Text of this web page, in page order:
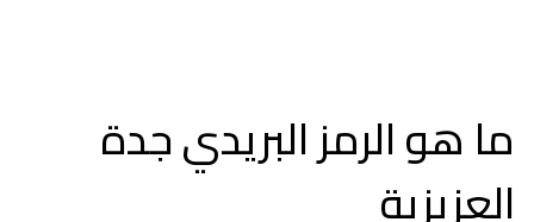
ما هو الرمز البريدي جدة
العزيزية